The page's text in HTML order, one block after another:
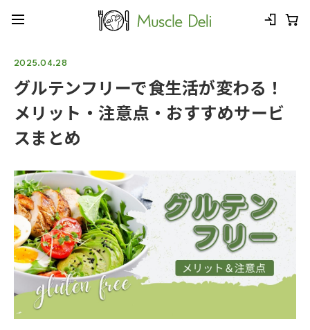
2025.04.28
グルテンフリーで食生活が変わる！
メリット・注意点・おすすめサービ
スまとめ